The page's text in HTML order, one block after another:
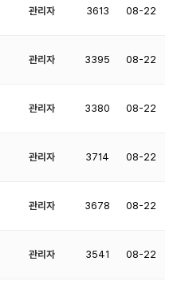
관리자 3613 08-22
관리자 3395 08-22
관리자 3380 08-22
관리자 3714 08-22
관리자 3678 08-22
관리자 3541 08-22